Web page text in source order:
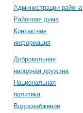
Администрации района
Районная дума
Контактная
информация
Добровольная
народная дружина
Национальная
политика
Водоснабжение